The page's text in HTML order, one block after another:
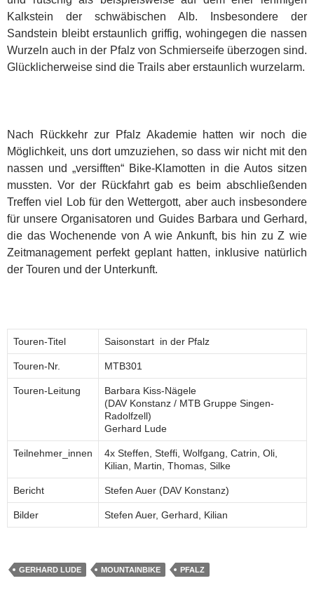
Kalkstein der schwäbischen Alb. Insbesondere der
Sandstein bleibt erstaunlich griffig, wohingegen die nassen
Wurzeln auch in der Pfalz von Schmierseife überzogen sind.
Glücklicherweise sind die Trails aber erstaunlich wurzelarm.
Nach Rückkehr zur Pfalz Akademie hatten wir noch die
Möglichkeit, uns dort umzuziehen, so dass wir nicht mit den
nassen und „versifften“ Bike-Klamotten in die Autos sitzen
mussten. Vor der Rückfahrt gab es beim abschließenden
Treffen viel Lob für den Wettergott, aber auch insbesondere
für unsere Organisatoren und Guides Barbara und Gerhard,
die das Wochenende von A wie Ankunft, bis hin zu Z wie
Zeitmanagement perfekt geplant hatten, inklusive natürlich
der Touren und der Unterkunft.
Touren-Titel Saisonstart in der Pfalz
Touren-Nr. MTB301
Touren-Leitung
Barbara Kiss-Nägele
(DAV Konstanz / MTB Gruppe Singen-
Radolfzell)
Gerhard Lude
Teilnehmer_innen
4x Steffen, Steffi, Wolfgang, Catrin, Oli,
Kilian, Martin, Thomas, Silke
Bericht Stefen Auer (DAV Konstanz)
Bilder Stefen Auer, Gerhard, Kilian
GERHARD LUDE MOUNTAINBIKE PFALZ